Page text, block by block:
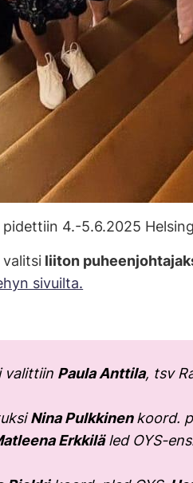
4.-5.6.2025
liiton
sivuilta.
valittiin Paula Anttila, tsv
Nina Pulkkinenkoord.
Erkkiläled OYS-